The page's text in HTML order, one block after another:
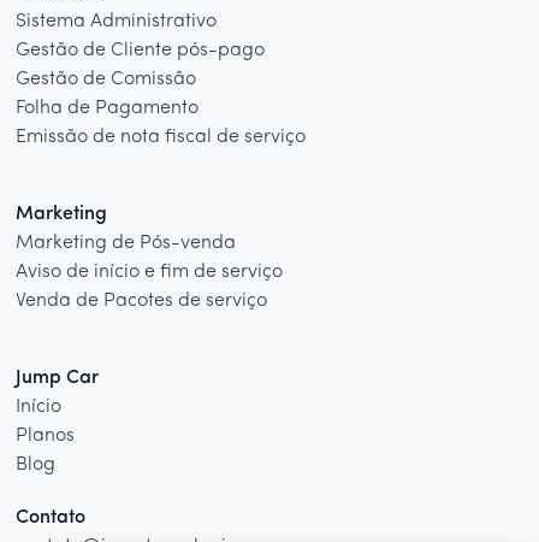
Sistema Administrativo
Gestão de Cliente pós-pago
Gestão de Comissão
Folha de Pagamento
Emissão de nota fiscal de serviço
Marketing
Marketing de Pós-venda
Aviso de início e fim de serviço
Venda de Pacotes de serviço
Jump Car
Início
Planos
Blog
Contato